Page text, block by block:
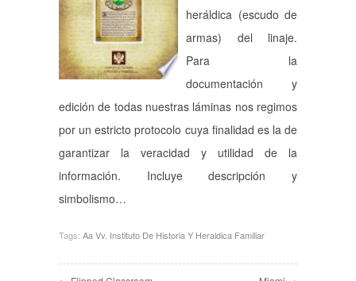
heráldica (escudo de
armas) del linaje.
Para la
documentación y
edición de todas nuestras láminas nos regimos
por un estricto protocolo cuya finalidad es la de
garantizar la veracidad y utilidad de la
información. Incluye descripción y
simbolismo…
Tags: Aa Vv Instituto De Historia Y Heraldica Familiar